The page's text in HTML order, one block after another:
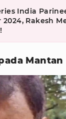
India
Rakesh
Mantan